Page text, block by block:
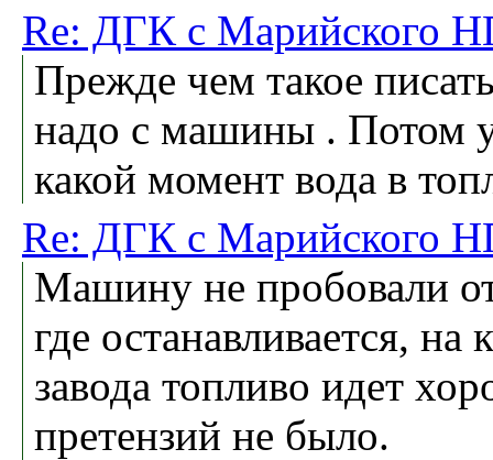
Re: ДГК с Марийского
Прежде чем такое
надо с машины . Потом
какой момент вода в
Re: ДГК с Марийского
Машину не пробовали
где останавливается,
завода топливо идет
претензий не было.